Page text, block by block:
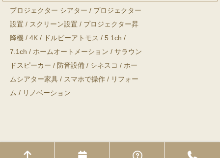
プロジェクター シアター / プロジェクター
設置 / スクリーン設置 / プロジェクター昇
降機 / 4K / ドルビーアトモス / 5.1ch /
7.1ch / ホームオートメーション / サラウン
ドスピーカー / 防音設備 / シネスコ / ホー
ムシアター家具 / スマホで操作 / リフォー
ム / リノベーション